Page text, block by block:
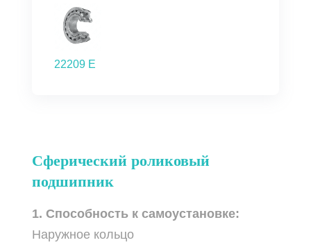
22209 E
Сферический роликовый
подшипник
1. Способность к самоустановке:
Наружное кольцо